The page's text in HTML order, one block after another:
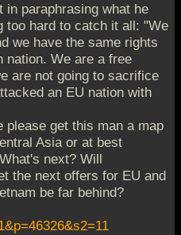
paraphrasing what he
too hard to catch it all: "We
we have the same rights
nation. We are a free
are not going to sacrifice
an EU nation with
please get this man a map
Asia or at best
next? Will
the next offers for EU and
be far behind?